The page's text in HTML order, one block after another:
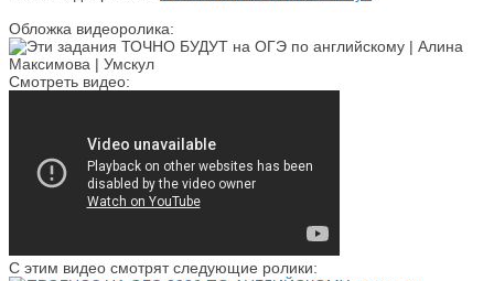
Обложка видеоролика:
Смотреть видео:
С этим видео смотрят следующие ролики: